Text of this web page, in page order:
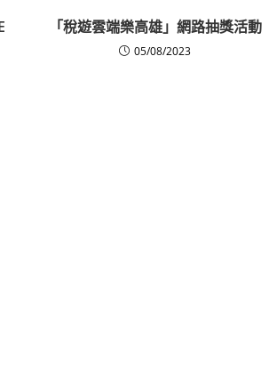
「稅遊雲端樂高雄」網路抽獎活動
05/08/2023